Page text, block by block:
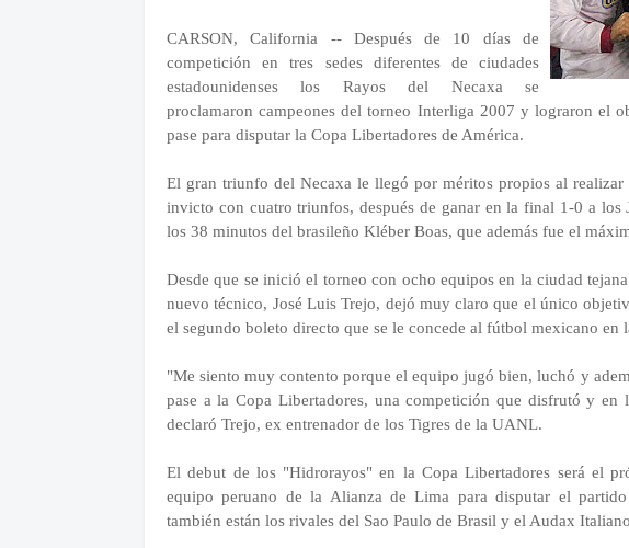
CARSON, California -- Después de 10 días de
competición en tres sedes diferentes de ciudades
estadounidenses los Rayos del Necaxa se
proclamaron campeones del torneo Interliga 2007 y lograron el
pase para disputar la Copa Libertadores de América.
El gran triunfo del Necaxa le llegó por méritos propios al
invicto con cuatro triunfos, después de ganar en la final 1-0 a los
los 38 minutos del brasileño Kléber Boas, que además fue el
Desde que se inició el torneo con ocho equipos en la ciudad
nuevo técnico, José Luis Trejo, dejó muy claro que el único
el segundo boleto directo que se le concede al fútbol mexicano en
"Me siento muy contento porque el equipo jugó bien, luchó y
pase a la Copa Libertadores, una competición que disfrutó y en
declaró Trejo, ex entrenador de los Tigres de la UANL.
El debut de los "Hidrorayos" en la Copa Libertadores será el
equipo peruano de la Alianza de Lima para disputar el
también están los rivales del Sao Paulo de Brasil y el Audax